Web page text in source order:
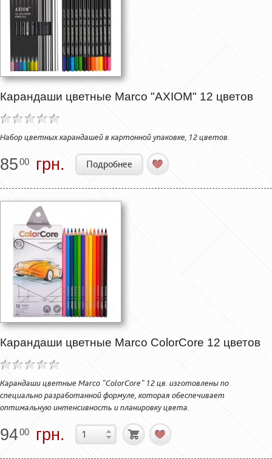
Карандаши цветные Marco "AXIOM" 12 цветов
Набор цветных карандашей в картонной упаковке, 12 цветов.
8500 грн. Подробнее
Карандаши цветные Marco ColorCore 12 цветов
Карандаши цветные Marco "ColorCore" 12 цв. изготовлены по
специально разработанной формуле, которая обеспечивает
оптимальную интенсивность и планировку цвета.
9400 грн.